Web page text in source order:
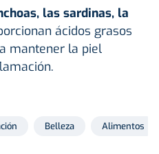
las sardinas, la
ácidos grasos
mantener la piel
Belleza Alimentos